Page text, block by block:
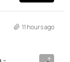
11 hours ago